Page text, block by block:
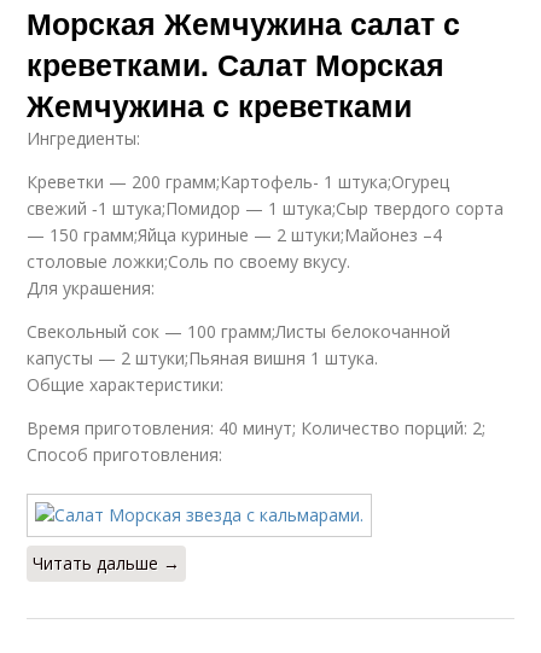
Морская Жемчужина салат с
креветками. Салат Морская
Жемчужина с креветками
Ингредиенты:
Креветки — 200 грамм;Картофель- 1 штука;Огурец
свежий ‑1 штука;Помидор — 1 штука;Сыр твердого сорта
— 150 грамм;Яйца куриные — 2 штуки;Майонез –4
столовые ложки;Соль по своему вкусу.
Для украшения:
Свекольный сок — 100 грамм;Листы белокочанной
капусты — 2 штуки;Пьяная вишня 1 штука.
Общие характеристики:
Время приготовления: 40 минут; Количество порций: 2;
Способ приготовления:
Читать дальше →